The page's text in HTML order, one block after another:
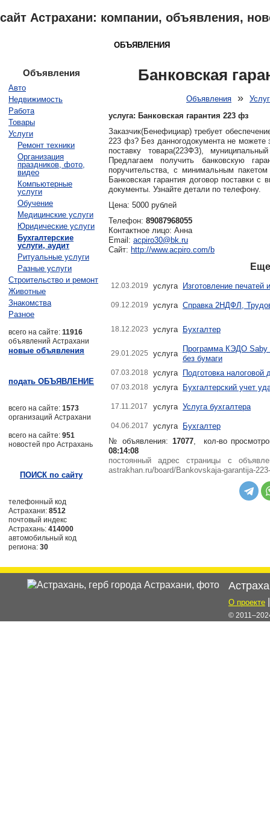
сайт Астрахани: компании, объявления,
ОБЪЯВЛЕНИЯ
Банковская
Объявления »
услуга: Банковская гарантия 223 фз
Заказчик(Бенефициар) требует
223 фз? Без данногодокумента не можете
поставку товара(223ФЗ),
Предлагаем получить банковскую
поручительства, с минимальным
Банковская гарантия договор поставки
документы. Узнайте детали по телефону.
Цена: 5000 рублей
Телефон: 89087968055
Контактное лицо: Анна
Email: acpiro30@bk.ru
Сайт: http://www.acpiro.com/b
12.03.2019 услуга Изготовление печатей
09.12.2019 услуга Справка 2НДФЛ,
18.12.2023 услуга Бухгалтер
29.01.2025 услуга
Программа КЭДО Saby
без бумаги
07.03.2018 услуга Подготовка
07.03.2018 услуга Бухгалтерский учет
17.11.2017 услуга Услуга бухгалтера
04.06.2017 услуга
Бухгалтер
№ объявления: 17077, кол-во
08:14:08
постоянный адрес страницы с
astrakhan.ru/board/Bankovskaja-garantija-
Объявления
Авто
Недвижимость
Работа
Товары
Услуги
Ремонт техники
Организация
праздников, фото,
видео
Компьютерные
услуги
Обучение
Медицинские услуги
Юридические услуги
Бухгалтерские
услуги, аудит
Ритуальные услуги
Разные услуги
Строительство и ремонт
Животные
Знакомства
Разное
всего на сайте: 11916
объявлений Астрахани
новые объявления
подать ОБЪЯВЛЕНИЕ
всего на сайте: 1573
организаций Астрахани
всего на сайте: 951
новостей про Астрахань
ПОИСК по сайту
телефонный код
Астрахани: 8512
почтовый индекс
Астрахань: 414000
автомобильный код
региона: 30
О проекте
©